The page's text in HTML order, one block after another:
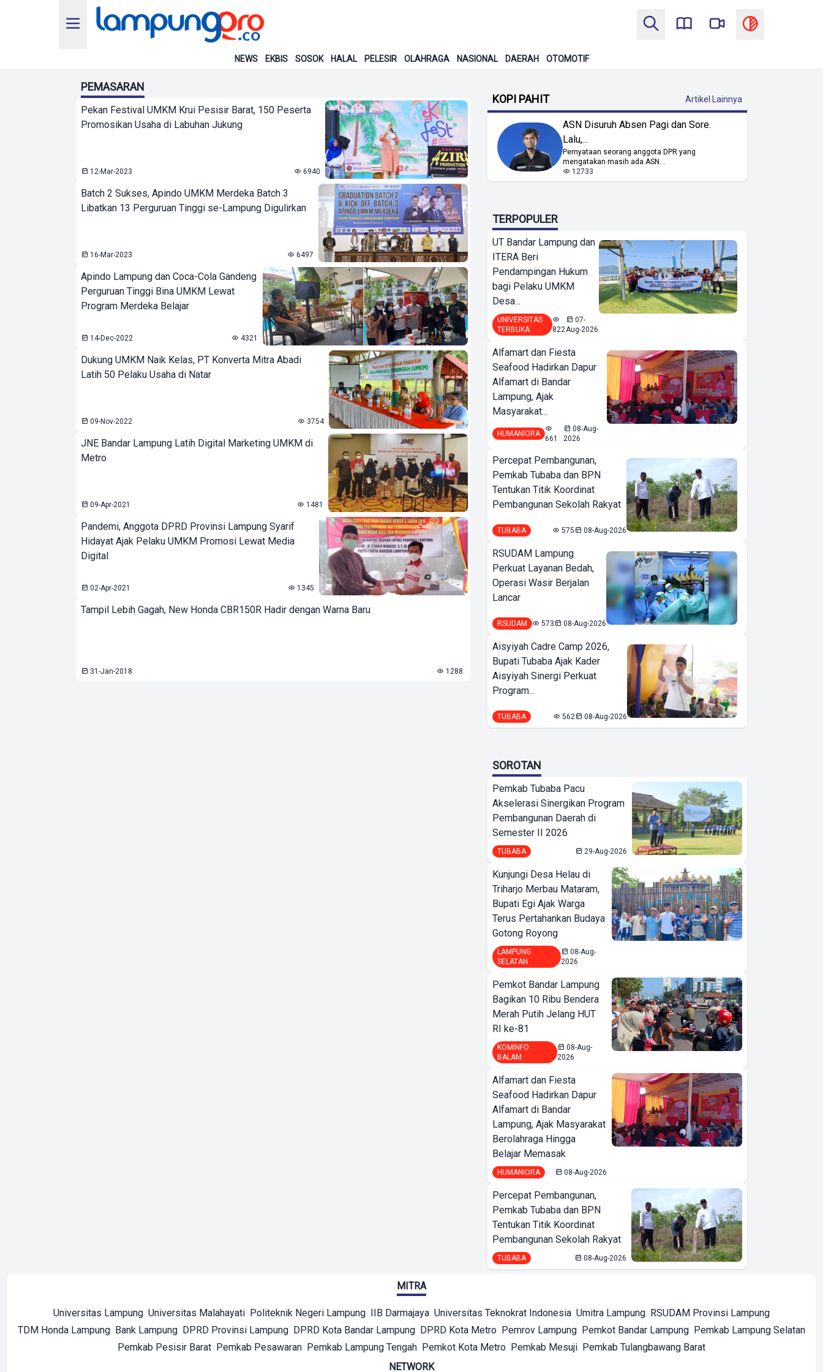
NEWS EKBIS SOSOK HALAL PELESIR OLAHRAGA NASIONAL DAERAH OTOMOTIF
PEMASARAN
Pekan Festival UMKM Krui Pesisir Barat, 150 Peserta
Promosikan Usaha di Labuhan Jukung
12-Mar-2023 6940
Batch 2 Sukses, Apindo UMKM Merdeka Batch 3
Libatkan 13 Perguruan Tinggi se-Lampung Digulirkan
16-Mar-2023 6497
Apindo Lampung dan Coca-Cola Gandeng
Perguruan Tinggi Bina UMKM Lewat
Program Merdeka Belajar
14-Dec-2022 4321
Dukung UMKM Naik Kelas, PT Konverta Mitra Abadi
Latih 50 Pelaku Usaha di Natar
09-Nov-2022 3754
JNE Bandar Lampung Latih Digital Marketing UMKM di
Metro
09-Apr-2021 1481
Pandemi, Anggota DPRD Provinsi Lampung Syarif
Hidayat Ajak Pelaku UMKM Promosi Lewat Media
Digital
02-Apr-2021 1345
Tampil Lebih Gagah, New Honda CBR150R Hadir dengan Warna Baru
31-Jan-2018 1288
KOPI PAHIT Artikel Lainnya
ASN Disuruh Absen Pagi dan Sore.
Lalu,...
Pernyataan seorang anggota DPR yang
mengatakan masih ada ASN...
12733
TERPOPULER
UT Bandar Lampung dan
ITERA Beri
Pendampingan Hukum
bagi Pelaku UMKM
Desa...
UNIVERSITAS
TERBUKA
822
07-
Aug-2026
Alfamart dan Fiesta
Seafood Hadirkan Dapur
Alfamart di Bandar
Lampung, Ajak
Masyarakat...
HUMANIORA
661
08-Aug-
2026
Percepat Pembangunan,
Pemkab Tubaba dan BPN
Tentukan Titik Koordinat
Pembangunan Sekolah Rakyat
TUBABA 575 08-Aug-2026
RSUDAM Lampung
Perkuat Layanan Bedah,
Operasi Wasir Berjalan
Lancar
RSUDAM 573 08-Aug-2026
Aisyiyah Cadre Camp 2026,
Bupati Tubaba Ajak Kader
Aisyiyah Sinergi Perkuat
Program...
TUBABA 562 08-Aug-2026
SOROTAN
Pemkab Tubaba Pacu
Akselerasi Sinergikan Program
Pembangunan Daerah di
Semester II 2026
TUBABA 29-Aug-2026
Kunjungi Desa Helau di
Triharjo Merbau Mataram,
Bupati Egi Ajak Warga
Terus Pertahankan Budaya
Gotong Royong
LAMPUNG
SELATAN
08-Aug-
2026
Pemkot Bandar Lampung
Bagikan 10 Ribu Bendera
Merah Putih Jelang HUT
RI ke-81
KOMINFO
BALAM
08-Aug-
2026
Alfamart dan Fiesta
Seafood Hadirkan Dapur
Alfamart di Bandar
Lampung, Ajak Masyarakat
Berolahraga Hingga
Belajar Memasak
HUMANIORA 08-Aug-2026
Percepat Pembangunan,
Pemkab Tubaba dan BPN
Tentukan Titik Koordinat
Pembangunan Sekolah Rakyat
TUBABA 08-Aug-2026
MITRA
Universitas Lampung Universitas Malahayati Politeknik Negeri Lampung IIB Darmajaya Universitas Teknokrat Indonesia Umitra Lampung RSUDAM Provinsi Lampung
TDM Honda Lampung Bank Lampung DPRD Provinsi Lampung DPRD Kota Bandar Lampung DPRD Kota Metro Pemrov Lampung Pemkot Bandar Lampung Pemkab Lampung Selatan
Pemkab Pesisir Barat Pemkab Pesawaran Pemkab Lampung Tengah Pemkot Kota Metro Pemkab Mesuji Pemkab Tulangbawang Barat
NETWORK